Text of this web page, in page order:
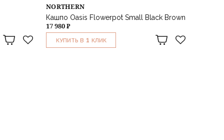
NORTHERN
Кашпо Oasis Flowerpot Small Black Brown
17 980 ₽
КУПИТЬ В 1 КЛИК